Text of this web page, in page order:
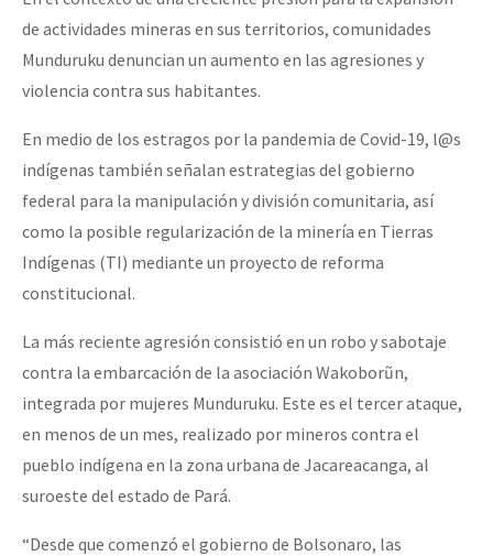
de actividades mineras en sus territorios, comunidades
Munduruku denuncian un aumento en las agresiones y
violencia contra sus habitantes.
En medio de los estragos por la pandemia de Covid-19, l@s
indígenas también señalan estrategias del gobierno
federal para la manipulación y división comunitaria, así
como la posible regularización de la minería en Tierras
Indígenas (TI) mediante un proyecto de reforma
constitucional.
La más reciente agresión consistió en un robo y sabotaje
contra la embarcación de la asociación Wakoborũn,
integrada por mujeres Munduruku. Este es el tercer ataque,
en menos de un mes, realizado por mineros contra el
pueblo indígena en la zona urbana de Jacareacanga, al
suroeste del estado de Pará.
“Desde que comenzó el gobierno de Bolsonaro, las